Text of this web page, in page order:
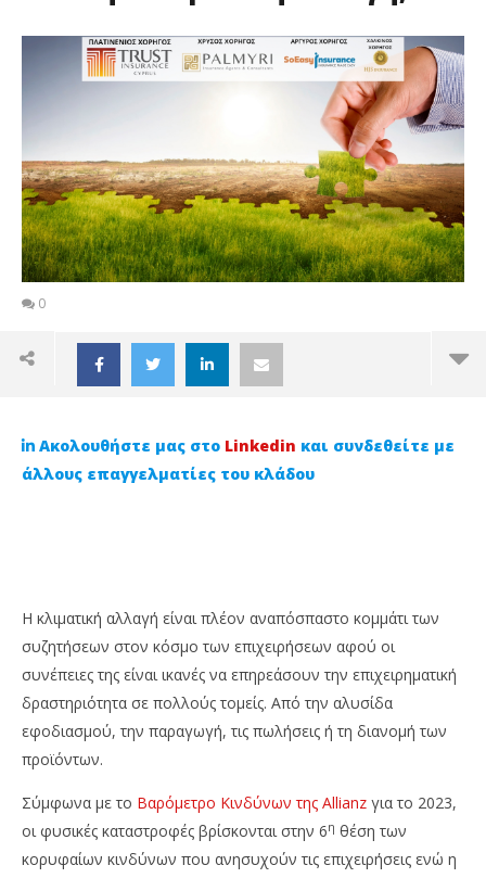
0
NOW VIEWING
Πως η ασφάλιση μπορεί να προστατέψει τις
επιχειρήσεις από την κλιματική αλλαγή;
Αυγούστου,
2023
Cyprus
Insurance
News
Ακολουθήστε μας στο Linkedin και συνδεθείτε με
άλλους επαγγελματίες του κλάδου
Η κλιματική αλλαγή είναι πλέον αναπόσπαστο κομμάτι των
συζητήσεων στον κόσμο των επιχειρήσεων αφού οι
συνέπειες της είναι ικανές να επηρεάσουν την επιχειρηματική
δραστηριότητα σε πολλούς τομείς. Από την αλυσίδα
εφοδιασμού, την παραγωγή, τις πωλήσεις ή τη διανομή των
προϊόντων.
Σύμφωνα με το Βαρόμετρο Κινδύνων της Allianz για το 2023,
οι φυσικές καταστροφές βρίσκονται στην 6η θέση των
κορυφαίων κινδύνων που ανησυχούν τις επιχειρήσεις ενώ η